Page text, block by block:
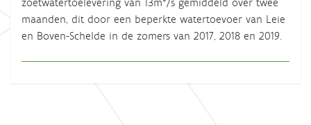
maanden, dit door een beperkte watertoevoer van Leie
en Boven-Schelde in de zomers van 2017, 2018 en 2019.